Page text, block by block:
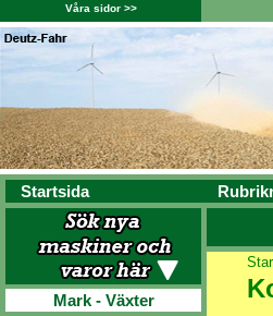
Våra sidor >>
Startsida
Mark - Växter